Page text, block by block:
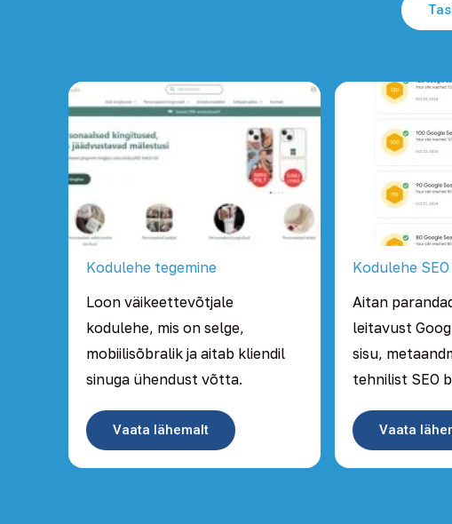
Kodulehe tegemine
Loon väikeettevõtjale
kodulehe, mis on selge,
mobiilisõbralik ja aitab kliendil
sinuga ühendust võtta.
Vaata lähemalt
Kodulehe
Aitan
leitavust
sisu,
tehnilist SEO
Vaata